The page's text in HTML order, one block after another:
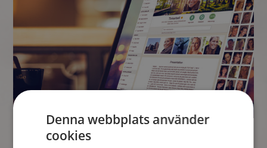
Denna webbplats använder
cookies